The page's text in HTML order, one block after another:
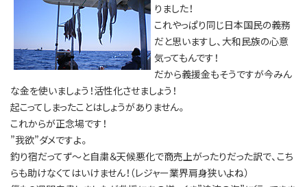
りました！
これやっぱり同じ日本国民の義務
だと思いますし、大和民族の心意
気ってもんです！
だから義援金もそうですが今みん
な金を使いましょう！活性化させましょう！
起こってしまったことはしょうがありません。
これからが正念場です！
”我欲”ダメですよ。
釣り宿だってず～と自粛＆天候悪化で商売上がったりだった訳で、こち
らも助けなくてはいけません！（レジャー業界肩身狭いよね）